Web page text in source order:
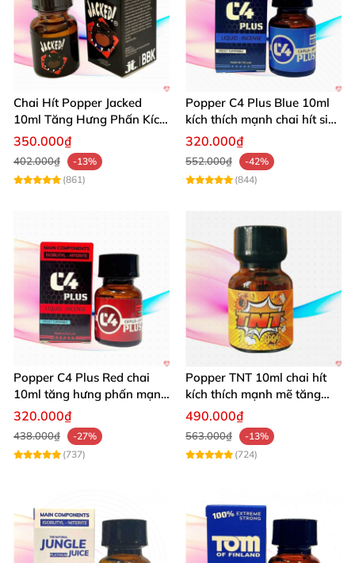
Chai Hít Popper Jacked
10ml Tăng Hưng Phấn Kích
Thích Mạnh Mẽ
350.000₫
402.000₫
-13%
(861)
Popper C4 Plus Blue 10ml
kích thích mạnh chai hít siêu
đỉnh
320.000₫
552.000₫
-42%
(844)
Popper C4 Plus Red chai
10ml tăng hưng phấn mạnh
mẽ kích thích
320.000₫
438.000₫
-27%
(737)
Popper TNT 10ml chai hít
kích thích mạnh mẽ tăng
cảm giác
490.000₫
563.000₫
-13%
(724)